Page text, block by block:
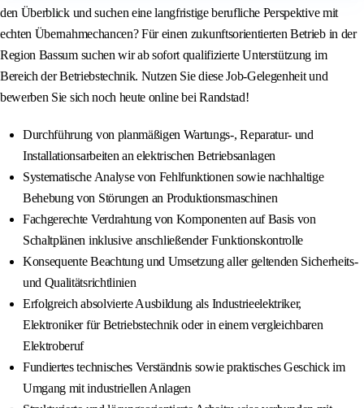
den Überblick und suchen eine langfristige berufliche Perspektive mit
echten Übernahmechancen? Für einen zukunftsorientierten Betrieb in der
Region Bassum suchen wir ab sofort qualifizierte Unterstützung im
Bereich der Betriebstechnik. Nutzen Sie diese Job-Gelegenheit und
bewerben Sie sich noch heute online bei Randstad!
Durchführung von planmäßigen Wartungs-, Reparatur- und
Installationsarbeiten an elektrischen Betriebsanlagen
Systematische Analyse von Fehlfunktionen sowie nachhaltige
Behebung von Störungen an Produktionsmaschinen
Fachgerechte Verdrahtung von Komponenten auf Basis von
Schaltplänen inklusive anschließender Funktionskontrolle
Konsequente Beachtung und Umsetzung aller geltenden Sicherheits-
und Qualitätsrichtlinien
Erfolgreich absolvierte Ausbildung als Industrieelektriker,
Elektroniker für Betriebstechnik oder in einem vergleichbaren
Elektroberuf
Fundiertes technisches Verständnis sowie praktisches Geschick im
Umgang mit industriellen Anlagen